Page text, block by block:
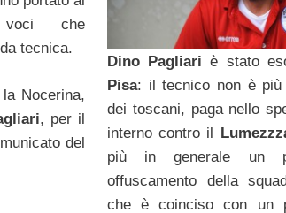
voci che
tecnica.
Nocerina,
, per il
del
Dino Pagliari è stato
Pisa: il tecnico non è più
dei toscani, paga nello
interno contro il
più in generale un
offuscamento della
che è coinciso con un